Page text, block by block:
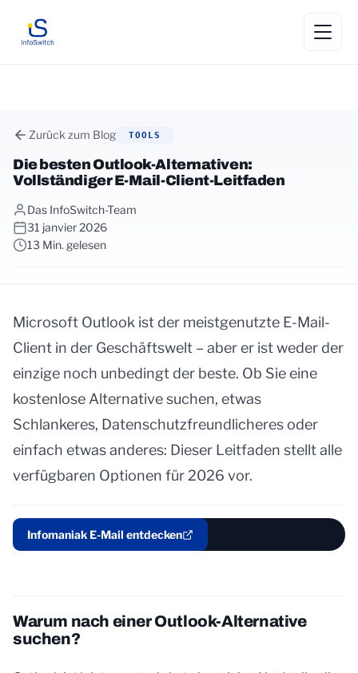
Zurück zum Blog TOOLS
Die besten Outlook-Alternativen:
Vollständiger E-Mail-Client-Leitfaden
Das InfoSwitch-Team
31 janvier 2026
13 Min. gelesen
Microsoft Outlook ist der meistgenutzte E-Mail-
Client in der Geschäftswelt – aber er ist weder der
einzige noch unbedingt der beste. Ob Sie eine
kostenlose Alternative suchen, etwas
Schlankeres, Datenschutzfreundlicheres oder
einfach etwas anderes: Dieser Leitfaden stellt alle
verfügbaren Optionen für 2026 vor.
Infomaniak E-Mail entdecken
Warum nach einer Outlook-Alternative
suchen?